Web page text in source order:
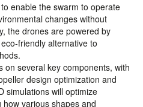
enable the swarm to operate
changes without
the drones are powered by
friendly alternative to
on several key components, with
design optimization and
simulations will optimize
various shapes and